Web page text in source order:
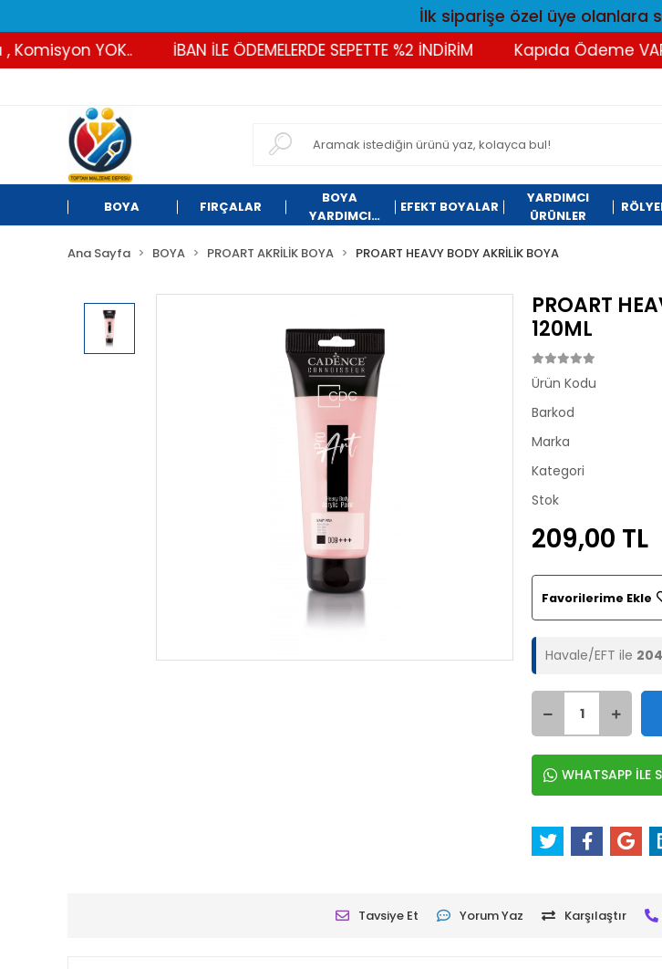
İlk siparişe özel üye olanlara
YOK.. İBAN İLE ÖDEMELERDE SEPETTE %2 İNDİRİM Kapıda Ödeme VAR,
BOYA FIRÇALAR
BOYA
YARDIMCI
EFEKT BOYALAR
YARDIMCI
ÜRÜNLER
Ana Sayfa BOYA PROART AKRİLİK BOYA PROART HEAVY BODY AKRİLİK BOYA
PROART
120ML
Ürün Kodu
Barkod
Marka
Kategori
Stok
209,00 TL
Favorilerime Ekle
Havale/EFT ile
WHATSAPP İLE
Tavsiye Et Yorum Yaz Karşılaştır